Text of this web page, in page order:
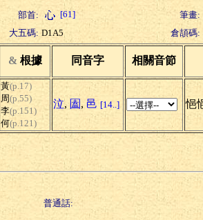
部首: [61]
筆畫:
大五碼: D1A5 倉頡碼:
& 根據 同音字 相關音節
黃(p.17)
周(p.55)
李(p.151)
何(p.121)
泣, 圔 , 邑 [14..] 悒
普通話: